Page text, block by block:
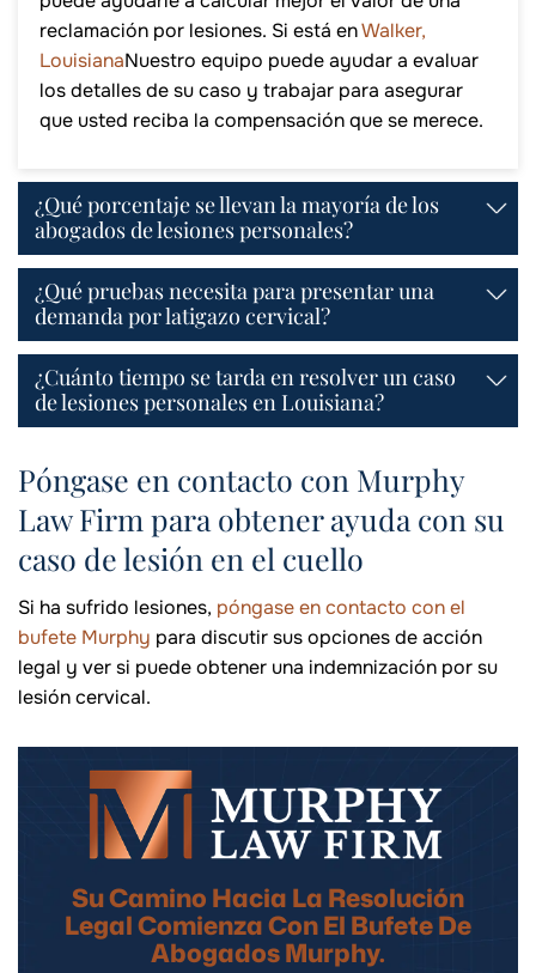
reclamación por lesiones. Si está enWalker,
LouisianaNuestro equipo puede ayudar a evaluar
los detalles de su caso y trabajar para asegurar
que usted reciba la compensación que se merece.
¿Qué porcentaje se llevan la mayoría de los
abogados de lesiones personales?
¿Qué pruebas necesita para presentar una
demanda por latigazo cervical?
¿Cuánto tiempo se tarda en resolver un caso
de lesiones personales en Louisiana?
Póngase en contacto con Murphy
Law Firm para obtener ayuda con su
caso de lesión en el cuello
Si ha sufrido lesiones, póngase en contacto con el
bufete Murphy para discutir sus opciones de acción
legal y ver si puede obtener una indemnización por su
lesión cervical.
Su Camino Hacia La Resolución
Legal Comienza Con El Bufete De
Abogados Murphy.